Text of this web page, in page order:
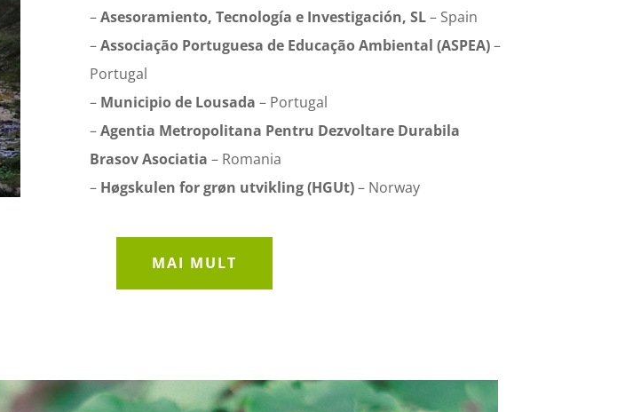
–Asesoramiento, Tecnología e Investigación, SL– Spain
–Associação Portuguesa de Educação Ambiental (ASPEA)–
Portugal
– Municipio de Lousada – Portugal
–Agentia Metropolitana Pentru Dezvoltare Durabila
Brasov Asociatia – Romania
– Høgskulen for grøn utvikling (HGUt)– Norway
MAI MULT